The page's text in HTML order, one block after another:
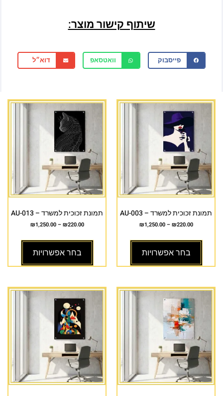
שיתוף קישור מוצר:
פייסבוק וואטסאפ דוא״ל
תמונת זכוכית למשרד – AU-003
₪220.00
–
₪1,250.00
בחר אפשרויות
תמונת זכוכית למשרד – AU-013
₪220.00
–
₪1,250.00
בחר אפשרויות